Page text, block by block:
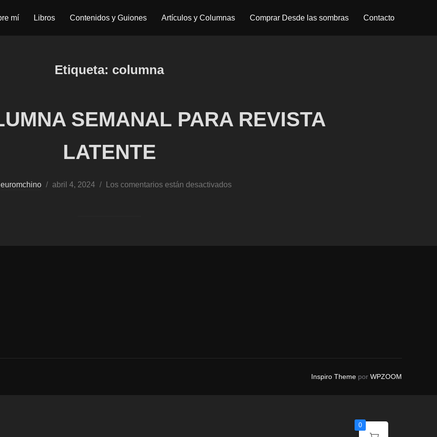
mí Libros Contenidos y Guiones Artículos y Columnas Comprar Desde las sombras Contacto
Etiqueta: columna
SEMANAL PARA REVISTA
LATENTE
euromchino
Publicado
abril 4, 2024 Los comentarios están desactivados
Inspiro Theme por WPZOOM
0